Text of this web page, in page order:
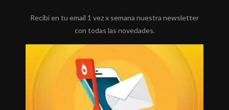
Recibí en tu email 1 vez x semana nuestra newsletter
con todas las novedades.